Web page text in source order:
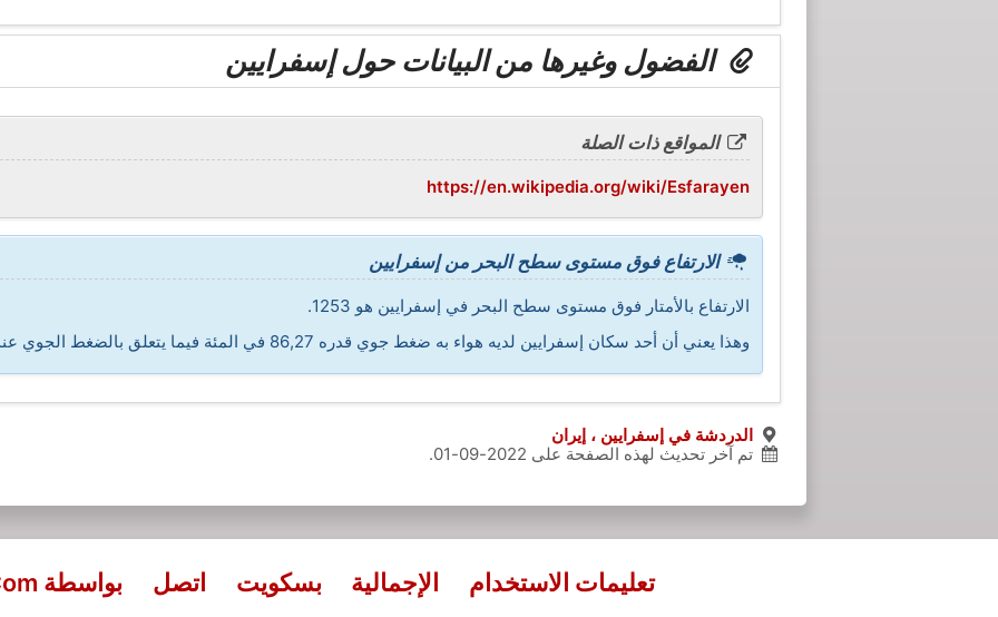
الفضول وغيرها من البيانات حول إسفرايين
المواقع ذات الصلة
https://en.wikipedia.org/wiki/Esfarayen
الارتفاع فوق مستوى سطح البحر من إسفرايين
الارتفاع بالأمتار فوق مستوى سطح البحر في إسفرايين هو 1253.
وهذا يعني أن أحد سكان إسفرايين لديه هواء به ضغط جوي قدره 86,27 في المئة فيما يتعلق بالضغط الجوي عند مستوى سطح البحر المكافئ.
الدردشة في إسفرايين ، إيران
تم آخر تحديث لهذه الصفحة على 2022-09-01
.
تعليمات الاستخدام الإجمالية بسكويت اتصل بواسطة QuieroChat.Com